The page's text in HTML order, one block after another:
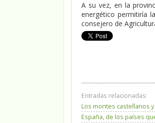
A su vez, en la
energético permitiría
consejero de
Entradas relacionadas:
Los montes castellanos
España, de los países